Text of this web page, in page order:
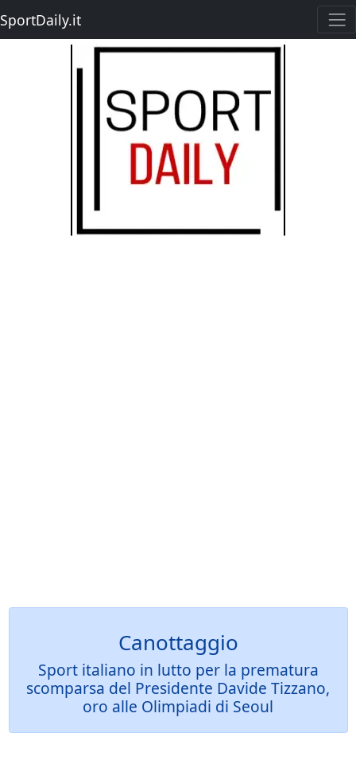
SportDaily.it
Canottaggio
Sport italiano in lutto per la prematura
scomparsa del Presidente Davide Tizzano,
oro alle Olimpiadi di Seoul